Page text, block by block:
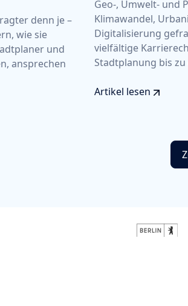
denn je –
wie sie
und
ansprechen
Geo-, Umwelt- und
Klimawandel,
Digitalisierung
vielfältige
Stadtplanung bis
Artikel lesen